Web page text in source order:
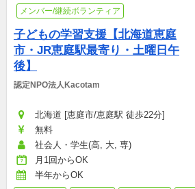
メンバー/継続ボランティア
子どもの学習支援【北海道恵庭
市・JR恵庭駅最寄り・土曜日午
後】
認定NPO法人Kacotam
北海道 [恵庭市/恵庭駅 徒歩22分]
無料
社会人・学生(高, 大, 専)
月1回からOK
半年からOK